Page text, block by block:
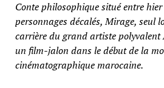
Conte philosophique situé entre
personnages décalés, Mirage, seul
carrière du grand artiste
un film-jalon dans le début de la
cinématographique marocaine.